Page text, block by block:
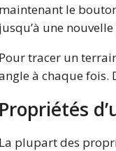
maintenant le
jusqu’à une
Pour tracer un
à chaque
Propriétés
La plupart des